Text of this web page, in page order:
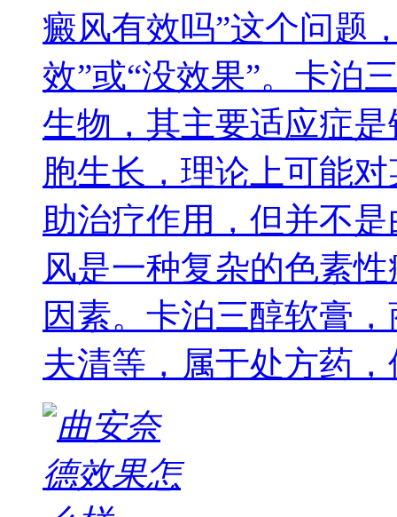
癜风有效吗”这个问题
效”或“没效果”。卡泊
生物，其主要适应症
胞生长，理论上可能
助治疗作用，但并不
风是一种复杂的色素
因素。卡泊三醇软膏
夫清等，属于处方药，